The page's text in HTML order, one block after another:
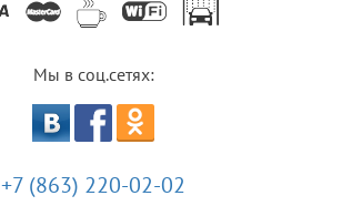
Мы в соц.сетях:
+7 (863) 220-02-02